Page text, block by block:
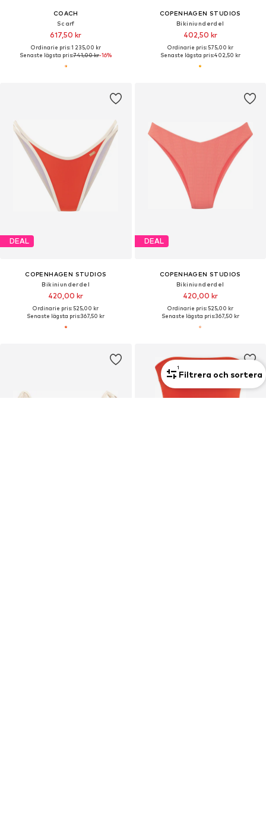
COACH
Scarf
617,50 kr
Ordinarie pris: 1 235,00 kr
Senaste lägsta pris:741,00 kr-16%
COPENHAGEN STUDIOS
Bikiniunderdel
402,50 kr
Ordinarie pris: 575,00 kr
Senaste lägsta pris:402,50 kr
DEAL
COPENHAGEN STUDIOS
Bikiniunderdel
420,00 kr
Ordinarie pris: 525,00 kr
Senaste lägsta pris:367,50 kr
DEAL
COPENHAGEN STUDIOS
Bikiniunderdel
420,00 kr
Ordinarie pris: 525,00 kr
Senaste lägsta pris:367,50 kr
1
Filtrera och sortera